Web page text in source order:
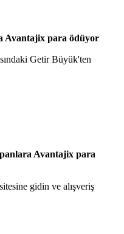
Avantajix para ödüyor
Getir Büyük'ten
Avantajix para
gidin ve alışveriş